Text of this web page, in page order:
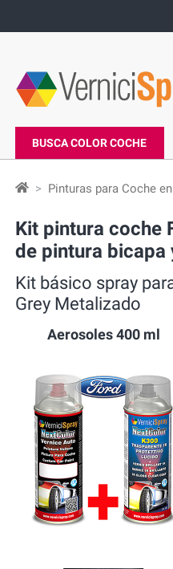
BUSCA COLOR COCHE
Pinturas para Coche
Kit pintura coche
de pintura
Kit básico spray
Grey Metalizado
Aerosoles 400 ml